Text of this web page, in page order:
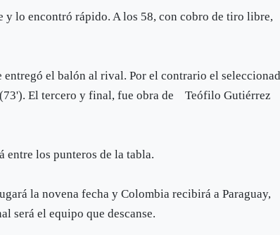
y lo encontró rápido. A los 58, con cobro de tiro libre,
el balón al rival. Por el contrario el
El tercero y final, fue obra de Teófilo Gutiérrez
entre los punteros de la tabla.
la novena fecha y Colombia recibirá a Paraguay,
será el equipo que descanse.